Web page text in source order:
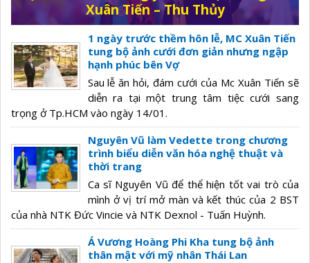
Xuân Tiến – Thu Thủy
1 ngày trước thềm hôn lễ, MC Xuân Tiến
tung bộ ảnh cưới đơn giản nhưng ngập
hạnh phúc bên Vợ
Sau lễ ăn hỏi, đám cưới của Mc Xuân Tiến sẽ
diễn ra tại một trung tâm tiệc cưới sang
trọng ở Tp.HCM vào ngày 14/01.
Nguyên Vũ làm Vedette trong chương
trình biểu diễn văn hóa nghệ thuật và
thời trang
Ca sĩ Nguyên Vũ để thể hiện tốt vai trò của
mình ở vị trí mở màn và kết thúc của 2 BST
của nhà NTK Đức Vincie và NTK Dexnol - Tuấn Huỳnh.
Á Vương Hoàng Phi Kha tung bộ ảnh
thân mật với mỹ nhân Thái Lan